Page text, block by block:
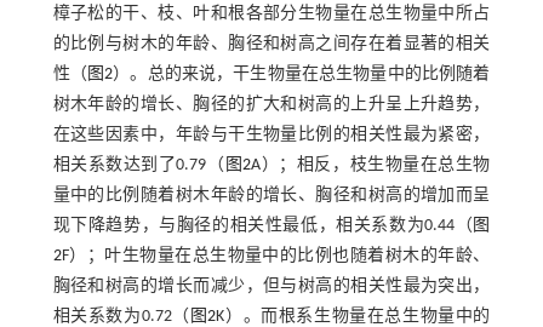
樟子松的干、枝、叶和根各部分生物量在总生物量中所占
的比例与树木的年龄、胸径和树高之间存在着显著的相关
性（ 图2）。总的来说，干生物量在总生物量中的比例随着
树木年龄的增长、胸径的扩大和树高的上升呈上升趋势，
在这些因素中，年龄与干生物量比例的相关性最为紧密，
相关系数达到了0.79（ 图2A）；相反，枝生物量在总生物
量中的比例随着树木年龄的增长、胸径和树高的增加而呈
现下降趋势，与胸径的相关性最低，相关系数为0.44（ 图
2F）；叶生物量在总生物量中的比例也随着树木的年龄、
胸径和树高的增长而减少，但与树高的相关性最为突出，
相关系数为0.72（ 图2K）。而根系生物量在总生物量中的